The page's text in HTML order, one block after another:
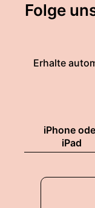
Folge
Erhalte
iPhone
iPad